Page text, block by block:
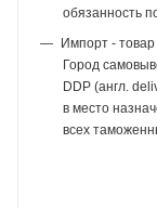
обязанность
Импорт - товар
Город
DDP (англ.
в место
всех